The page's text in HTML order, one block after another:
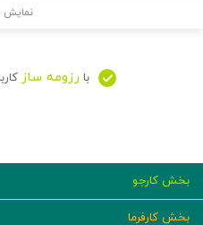
نمایش
با رزومه ساز
بخش کارجو
بخش کارفرما